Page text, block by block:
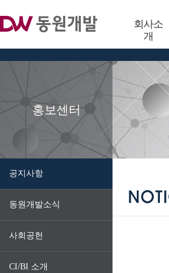
회사소
개
홍보센터
공지사항
동원개발소식
사회공헌
CI/BI 소개